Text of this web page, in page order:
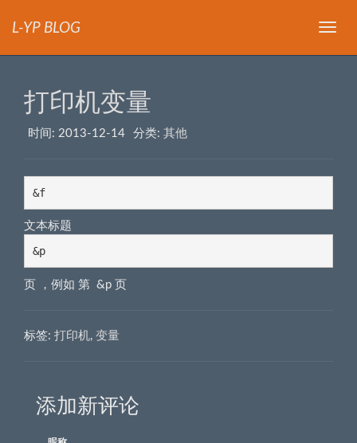
导
L-YP BLOG
打印机变量
时间: 2013-12-14 分类: 其他
&f
文本标题
&p
页 ，例如 第 &p 页
标签: 打印机, 变量
添加新评论